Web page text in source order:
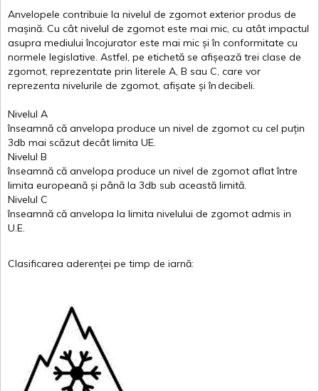
Anvelopele contribuie la nivelul de zgomot exterior produs de
mașină. Cu cât nivelul de zgomot este mai mic, cu atât impactul
asupra mediului încojurator este mai mic și în conformitate cu
normele legislative. Astfel, pe etichetă se afișează trei clase de
zgomot, reprezentate prin literele A, B sau C, care vor
reprezenta nivelurile de zgomot, afișate și îndecibeli.
Nivelul A
înseamnă că anvelopa produce un nivel de zgomot cu cel puțin
3db mai scăzut decât limita UE.
Nivelul B
înseamnă că anvelopa produce un nivel de zgomot aflat între
limita europeană și până la 3db sub această limită.
Nivelul C
înseamnă că anvelopa la limita nivelului de zgomot admis in
U.E.
Clasificarea aderenței pe timp de iarnă: